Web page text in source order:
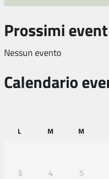
Prossimi
Nessun evento
Calendario
L M M
3
4 5